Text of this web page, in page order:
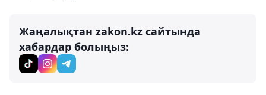
Жаңалықтан zakon.kz сайтында
хабардар болыңыз: